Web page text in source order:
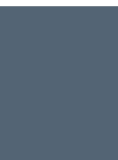
کوچک